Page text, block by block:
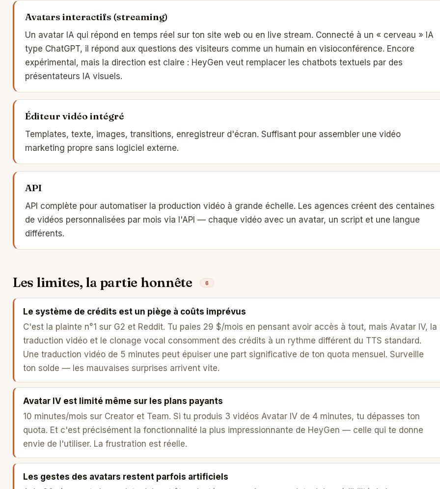
Avatars interactifs (streaming)
Un avatar IA qui répond en temps réel sur ton site web ou en live stream. Connecté à un « cerveau » IA
type ChatGPT, il répond aux questions des visiteurs comme un humain en visioconférence. Encore
expérimental, mais la direction est claire : HeyGen veut remplacer les chatbots textuels par des
présentateurs IA visuels.
Éditeur vidéo intégré
Templates, texte, images, transitions, enregistreur d'écran. Suffisant pour assembler une vidéo
marketing propre sans logiciel externe.
API
API complète pour automatiser la production vidéo à grande échelle. Les agences créent des centaines
de vidéos personnalisées par mois via l'API — chaque vidéo avec un avatar, un script et une langue
différents.
Les limites, la partie honnête 6
Le système de crédits est un piège à coûts imprévus
C'est la plainte n°1 sur G2 et Reddit. Tu paies 29 $/mois en pensant avoir accès à tout, mais Avatar IV, la
traduction vidéo et le clonage vocal consomment des crédits à un rythme différent du TTS standard.
Une traduction vidéo de 5 minutes peut épuiser une part significative de ton quota mensuel. Surveille
ton solde — les mauvaises surprises arrivent vite.
Avatar IV est limité même sur les plans payants
10 minutes/mois sur Creator et Team. Si tu produis 3 vidéos Avatar IV de 4 minutes, tu dépasses ton
quota. Et c'est précisément la fonctionnalité la plus impressionnante de HeyGen — celle qui te donne
envie de l'utiliser. La frustration est réelle.
Les gestes des avatars restent parfois artificiels